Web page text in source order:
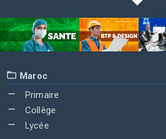
Maroc
Primaire
Collège
Lycée